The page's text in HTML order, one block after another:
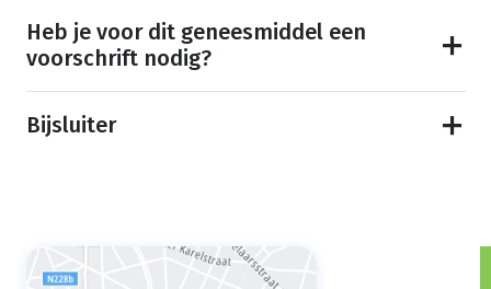
Heb je voor dit geneesmiddel een
voorschrift nodig?
Bijsluiter